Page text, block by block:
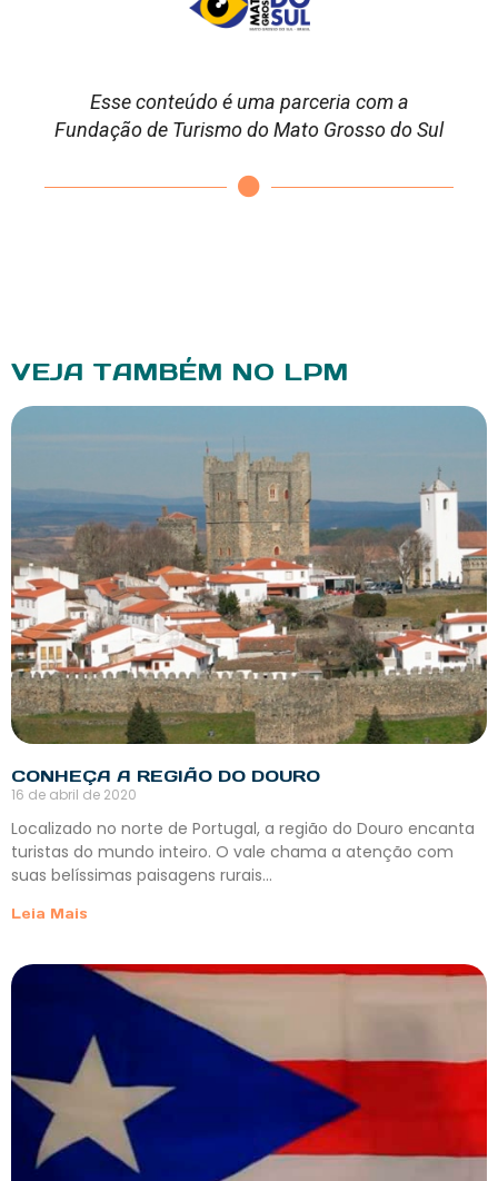
Esse conteúdo é uma parceria com a
Fundação de Turismo do Mato Grosso do Sul
VEJA TAMBÉM NO LPM
CONHEÇA A REGIÃO DO DOURO
16 de abril de 2020
Localizado no norte de Portugal, a região do Douro encanta
turistas do mundo inteiro. O vale chama a atenção com
suas belíssimas paisagens rurais…
Leia Mais